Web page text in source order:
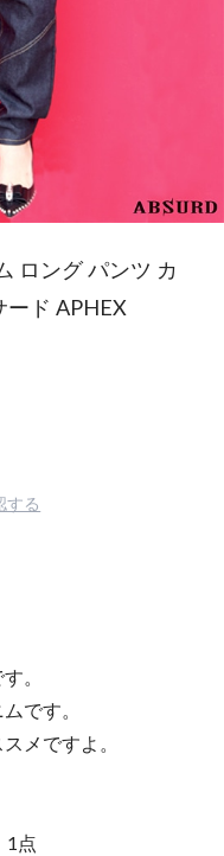
ロング パンツ カ
ド APHEX
する
。
です。
メですよ。
1点